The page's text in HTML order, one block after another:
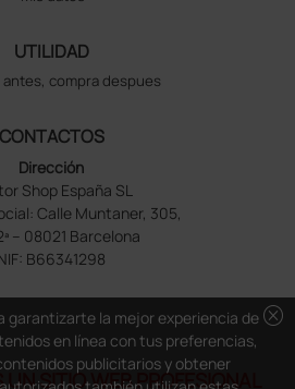
UTILIDAD
antes, compra despues
CONTACTOS
Dirección
Shop España SL
Calle Muntaner, 305,
– 08021 Barcelona
B66341298
SITIO WEB PROFESIONAL
cancel
garantizarte la mejor experiencia de
en línea con tus preferencias,
publicitarios y obtener